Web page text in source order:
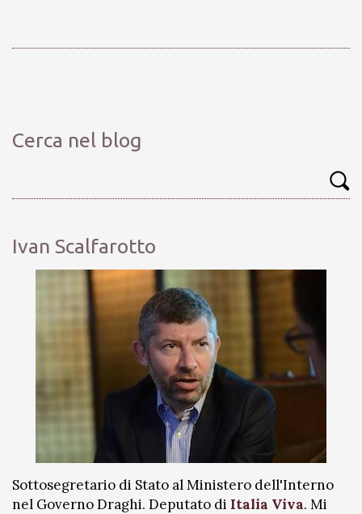
Cerca nel blog
Ivan Scalfarotto
Sottosegretario di Stato al Ministero dell'Interno
nel Governo Draghi. Deputato di Italia Viva. Mi